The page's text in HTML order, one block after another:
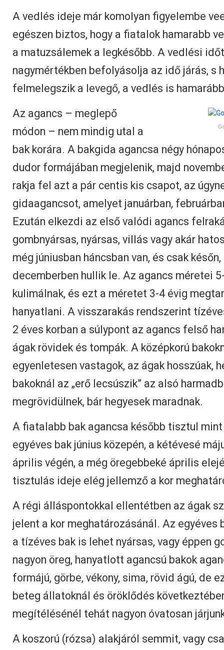
A vedlés ideje már komolyan figyelembe
egészen biztos, hogy a fiatalok hamarabb
a matuzsálemek a legkésőbb. A vedlési
nagymértékben befolyásolja az idő járás, s
felmelegszik a levegő, a vedlés is
Az agancs – meglepő
módon – nem mindig utal a
bak korára. A bakgida agancsa négy
dudor formájában megjelenik, majd
rakja fel azt a pár centis kis csapot, az
gidaagancsot, amelyet januárban,
Ezután elkezdi az első valódi agancs
gombnyársas, nyársas, villás vagy akár
még júniusban háncsban van, és csak
decemberben hullik le. Az agancs méretei
kulimálnak, és ezt a méretet 3-4 évig
hanyatlani. A visszarakás rendszerint
2 éves korban a súlypont az agancs felső
ágak rövidek és tompák. A középkorú
egyenletesen vastagok, az ágak hosszúak,
bakoknál az „erő lecsúszik” az alsó
megrövidülnek, bár hegyesek maradnak.
A fiatalabb bak agancsa később tisztul mint
egyéves bak június közepén, a kétévesé
április végén, a még öregebbeké április
tisztulás ideje elég jellemző a kor
A régi álláspontokkal ellentétben az ágak
jelent a kor meghatározásánál. Az egyéves
a tízéves bak is lehet nyársas, vagy éppen
nagyon öreg, hanyatlott agancsú bakok
formájú, görbe, vékony, sima, rövid ágú, de
beteg állatoknál és öröklődés
megítélésénél tehát nagyon óvatosan
A koszorú (rózsa) alakjáról semmit, vagy